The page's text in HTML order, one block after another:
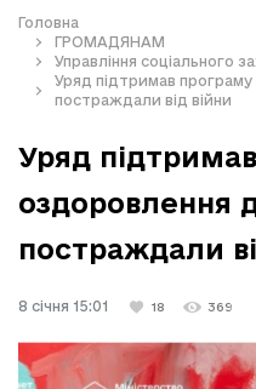
Головна
ГРОМАДЯНАМ
Управління соціального
Уряд підтримав програму
постраждали від війни
Уряд
оздоровлення
постраждали
8 січня 15:01 18 369